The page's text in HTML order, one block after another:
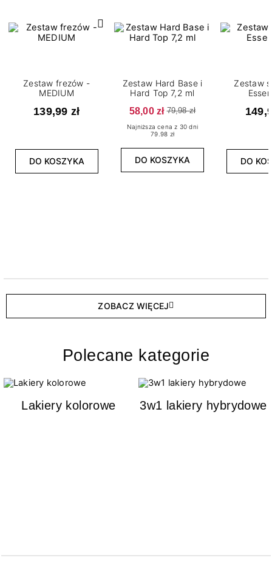
Zestaw frezów -
MEDIUM
139,99 zł
DO KOSZYKA
Zestaw Hard Base i
Hard Top 7,2 ml
58,00 zł 79,98 zł
Najniższa cena z 30 dni
79.98 zł
DO KOSZYKA
Zestaw
DO
ZOBACZ WIĘCEJ
Polecane kategorie
Lakiery kolorowe 3w1 lakiery hybrydowe